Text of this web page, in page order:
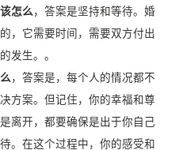
怎么 ，答案是坚持和等待。婚
，它需要时间，需要双方付出
发生。。
，答案是，每个人的情况都不
方案。但记住，你的幸福和尊
离开，都要确保是出于你自己
。在这个过程中，你的感受和